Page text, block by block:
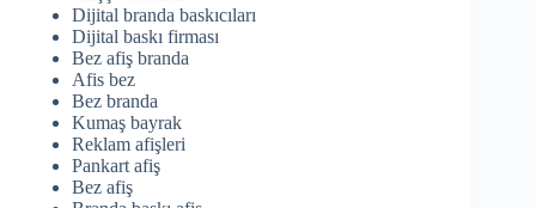
Dijital branda baskıcıları
Dijital baskı firması
Bez afiş branda
Afis bez
Bez branda
Kumaş bayrak
Reklam afişleri
Pankart afiş
Bez afiş